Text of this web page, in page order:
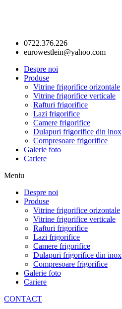
0722.376.226
eurowestlein@yahoo.com
Despre noi
Produse
Vitrine frigorifice orizontale
Vitrine frigorifice verticale
Rafturi frigorifice
Lazi frigorifice
Camere frigorifice
Dulapuri frigorifice din inox
Compresoare frigorifice
Galerie foto
Cariere
Meniu
Despre noi
Produse
Vitrine frigorifice orizontale
Vitrine frigorifice verticale
Rafturi frigorifice
Lazi frigorifice
Camere frigorifice
Dulapuri frigorifice din inox
Compresoare frigorifice
Galerie foto
Cariere
CONTACT